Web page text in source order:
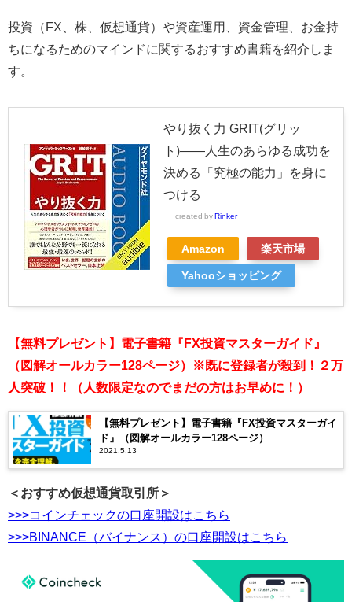
投資（FX、株、仮想通貨）や資産運用、資金管理、お金持
ちになるためのマインドに関するおすすめ書籍を紹介しま
す。
やり抜く力 GRIT(グリッ
ト)――人生のあらゆる成功を
決める「究極の能力」を身に
つける
created by Rinker
Amazon 楽天市場
Yahooショッピング
【無料プレゼント】電子書籍『FX投資マスターガイド』
（図解オールカラー128ページ）※既に登録者が殺到！２万
人突破！！（人数限定なのでまだの方はお早めに！）
【無料プレゼント】電子書籍『FX投資マスターガイ
ド』（図解オールカラー128ページ）
2021.5.13
＜おすすめ仮想通貨取引所＞
>>>コインチェックの口座開設はこちら
>>>BINANCE（バイナンス）の口座開設はこちら